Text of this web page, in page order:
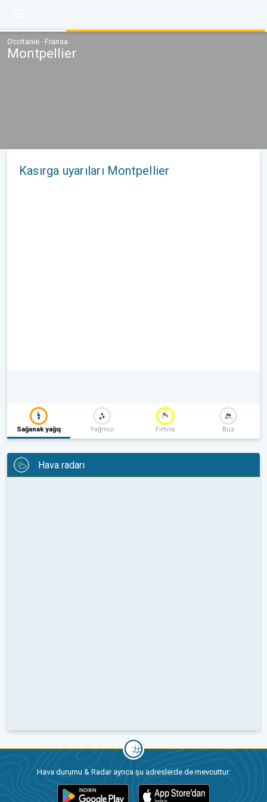
Occitanie · Fransa
Montpellier
Kasırga uyarıları Montpellier
Sağanak yağış Yağmur Fırtına Buz
Hava radarı
Hava durumu & Radar ayrıca şu adreslerde de mevcuttur: